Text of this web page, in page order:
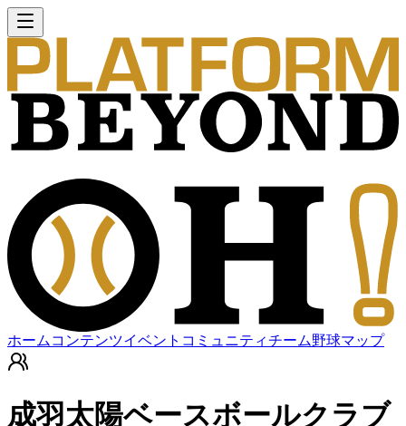
ホーム コンテンツイベント コミュニティチーム野球マップ
成羽太陽ベースボールクラブ